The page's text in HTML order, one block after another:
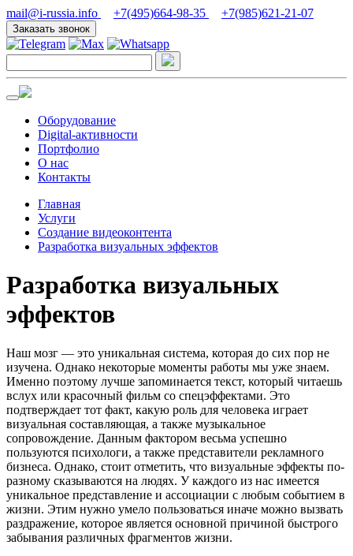
mail@i-russia.info +7(495)664-98-35 +7(985)621-21-07
Заказать звонок
Оборудование
Digital-активности
Портфолио
О нас
Контакты
Главная
Услуги
Создание видеоконтента
Разработка визуальных эффектов
Разработка визуальных
эффектов
Наш мозг — это уникальная система, которая до сих пор не
изучена. Однако некоторые моменты работы мы уже знаем.
Именно поэтому лучше запоминается текст, который читаешь
вслух или красочный фильм со спецэффектами. Это
подтверждает тот факт, какую роль для человека играет
визуальная составляющая, а также музыкальное
сопровождение. Данным фактором весьма успешно
пользуются психологи, а также представители рекламного
бизнеса. Однако, стоит отметить, что визуальные эффекты по-
разному сказываются на людях. У каждого из нас имеется
уникальное представление и ассоциации с любым событием в
жизни. Этим нужно умело пользоваться иначе можно вызвать
раздражение, которое является основной причиной быстрого
забывания различных фрагментов жизни.